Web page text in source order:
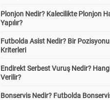
Plonjon Nedir? Kalecilikte Plonjon
Yapılır?
Futbolda Asist Nedir? Bir
Kriterleri
Endirekt Serbest Vuruş Nedir?
Verilir?
Bonservis Nedir? Futbolda